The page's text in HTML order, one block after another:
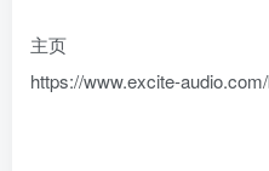
主页
https://www.excite-